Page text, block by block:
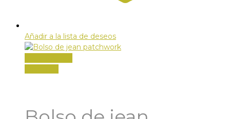
Añadir a la lista de deseos